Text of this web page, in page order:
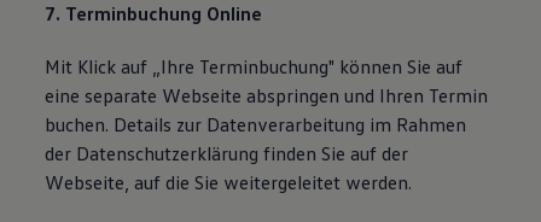
7. Terminbuchung Online
Mit Klick auf „Ihre Terminbuchung" können Sie auf
eine separate Webseite abspringen und Ihren Termin
buchen. Details zur Datenverarbeitung im Rahmen
der Datenschutzerklärung finden Sie auf der
Webseite, auf die Sie weitergeleitet werden.